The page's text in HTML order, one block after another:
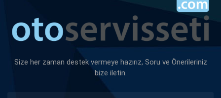
Size her zaman destek vermeye hazırız, Soru ve Önerileriniz
bize iletin.